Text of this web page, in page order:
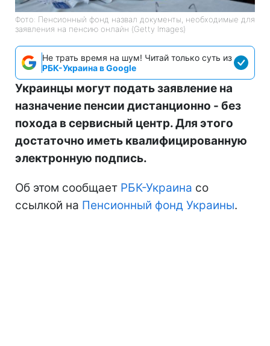
Фото: Пенсионный фонд назвал документы, необходимые для
заявления на пенсию онлайн (Getty Images)
Не трать время на шум! Читай только суть из
РБК-Украина в Google
Украинцы могут подать заявление на
назначение пенсии дистанционно - без
похода в сервисный центр. Для этого
достаточно иметь квалифицированную
электронную подпись.
Об этом сообщает РБК-Украина со
ссылкой на Пенсионный фонд Украины.